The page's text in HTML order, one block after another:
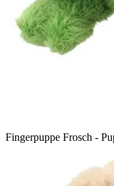
Fingerpuppe Frosch -